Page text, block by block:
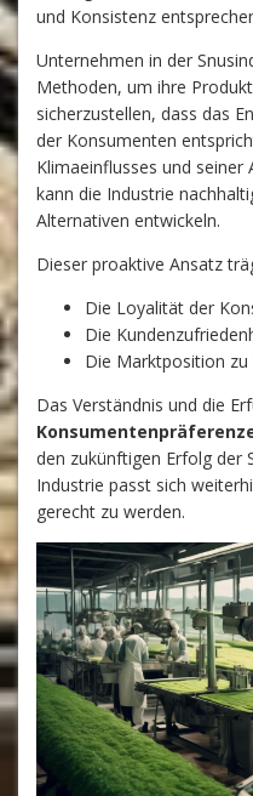
und Konsistenz
Unternehmen in der
Methoden, um ihre
sicherzustellen, dass das
der Konsumenten
Klimaeinflusses und
kann die Industrie
Alternativen entwickeln.
Dieser proaktive Ansatz
Die Loyalität der
Die
Die Marktposition zu
Das Verständnis und die
den zukünftigen Erfolg der
Industrie passt sich
gerecht zu werden.